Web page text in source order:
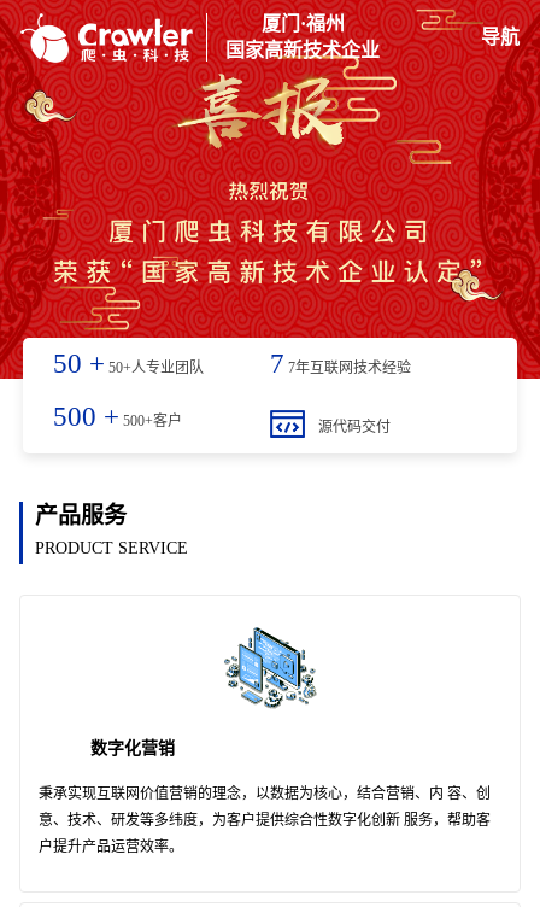
厦门·福州
国家高新技术企业
导航
50 + 50+人专业团队 7 7年互联网技术经验
500 + 500+客户 源代码交付
产品服务
PRODUCT SERVICE
数字化营销
秉承实现互联网价值营销的理念，以数据为核心，结合营销、内 容、创
意、技术、研发等多纬度，为客户提供综合性数字化创新 服务，帮助客
户提升产品运营效率。